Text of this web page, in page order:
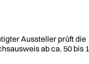
Aussteller prüft die
ab ca. 50 bis